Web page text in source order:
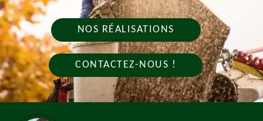
NOS RÉALISATIONS
CONTACTEZ-NOUS !